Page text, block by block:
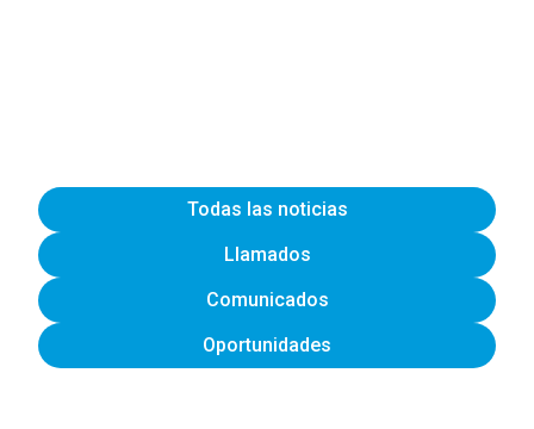
Todas las noticias
Llamados
Comunicados
Oportunidades